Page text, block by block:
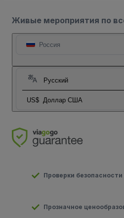
Живые мероприятия по
Россия
Русский
US$ Доллар США
Проверки
Прозначное